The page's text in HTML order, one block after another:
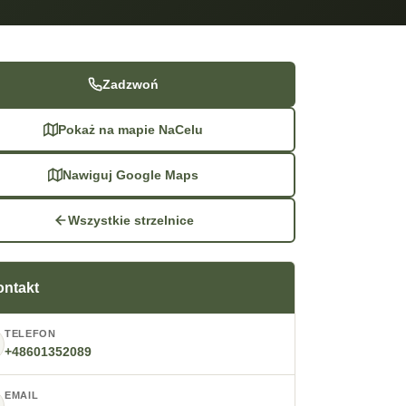
Zadzwoń
Pokaż na mapie NaCelu
Nawiguj Google Maps
Wszystkie strzelnice
TELEFON
+48601352089
EMAIL